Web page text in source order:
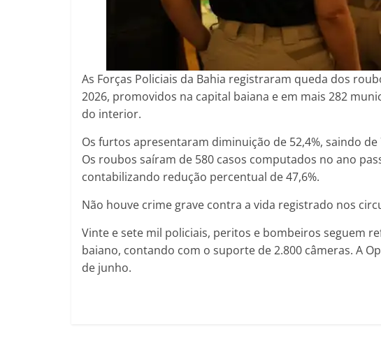
As Forças Policiais da Bahia registraram queda dos
2026, promovidos na capital baiana e em mais 282
do interior.
Os furtos apresentaram diminuição de 52,4%, saindo
Os roubos saíram de 580 casos computados no ano
contabilizando redução percentual de 47,6%.
Não houve crime grave contra a vida registrado nos
Vinte e sete mil policiais, peritos e bombeiros seguem
baiano, contando com o suporte de 2.800 câmeras. A
de junho.